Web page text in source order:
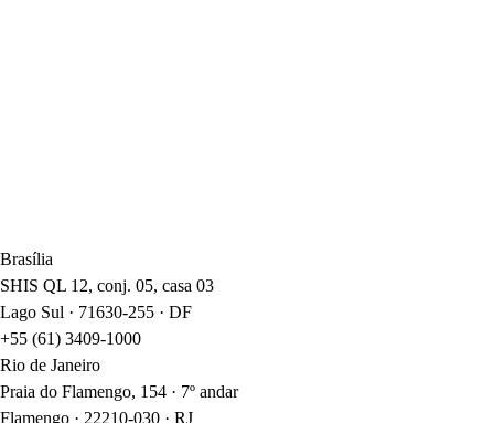
Brasília
SHIS QL 12, conj. 05, casa 03
Lago Sul · 71630-255 · DF
+55 (61) 3409-1000
Rio de Janeiro
Praia do Flamengo, 154 · 7º andar
Flamengo · 22210-030 · RJ